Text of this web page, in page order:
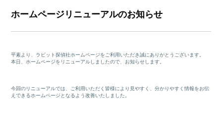
ホームページリニューアルのお知らせ
平素より、ラビット探偵社ホームページをご利用いただき誠にありがとうございます。
本日、ホームページをリニューアルしましたので、お知らせします。
今回のリニューアルでは、ご利用いただく皆様により見やすく、分かりやすく情報をお伝
えできるホームページとなるよう改善いたしました。